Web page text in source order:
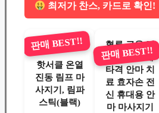
최저가 찬스, 카드로 확인!
판매 BEST!!
핫서클 온열
진동 림프 마
사지기, 림파
스틱(블랙)
혈류 근육 림
프 회전근계
타격 안마 치
료 효자손 전
신 휴대용 안
마 마사지기
판매 BEST!!